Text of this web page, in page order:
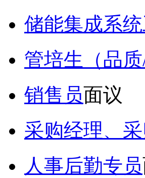
储能集成系
管培生（品
销售员面议
采购经理、
人事后勤专员